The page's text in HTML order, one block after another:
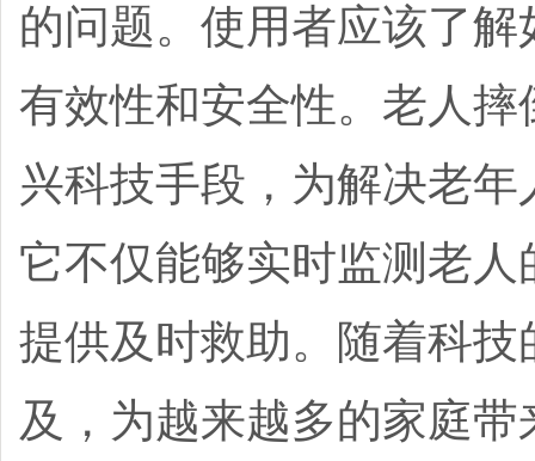
的问题。使用者应该了
有效性和安全性。 老人摔
兴科技手段，为解决老
它不仅能够实时监测老
提供及时救助。随着科
及，为越来越多的家庭